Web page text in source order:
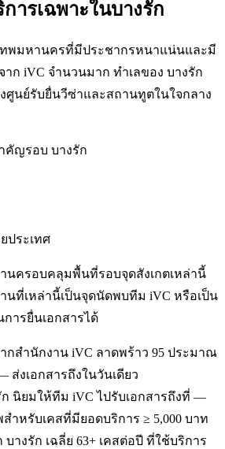
การเฉพาะในบางรัก
ทพมหานครที่มีประชากรหนาแน่นและมี
ก iVC จำนวนมาก ทำเลของ บางรัก
ศูนย์รับยื่นวีซ่าและสถานทูตในใจกลาง
คัญรอบ บางรัก
ประเทศ
นครอบคลุมพื้นที่รอบจุดสังเกตเหล่านี้
ที่เหล่านี้เป็นจุดนัดพบทีม iVC หรือเป็น
การยื่นเอกสารได้
กสำนักงาน iVC ลาดพร้าว 95 ประมาณ
ส่งเอกสารถึงในวันเดียว
นิยมให้ทีม iVC ไปรับเอกสารถึงที่ —
สำหรับเคสที่มียอดบริการ ≥ 5,000 บาท
างรัก เฉลี่ย 63+ เคสต่อปี ที่ใช้บริการ